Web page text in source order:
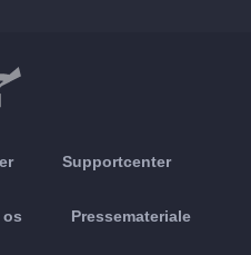
Supportcenter
os Pressemateriale